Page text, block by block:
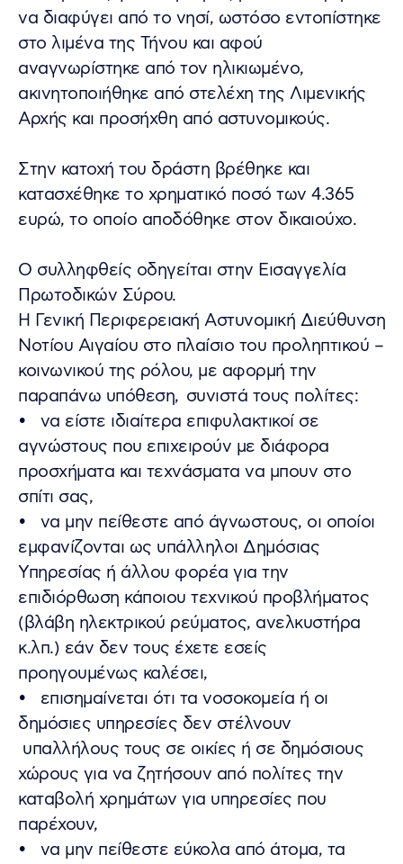
να διαφύγει από το νησί, ωστόσο εντοπίστηκε
στο λιμένα της Τήνου και αφού
αναγνωρίστηκε από τον ηλικιωμένο,
ακινητοποιήθηκε από στελέχη της Λιμενικής
Αρχής και προσήχθη από αστυνομικούς.
Στην κατοχή του δράστη βρέθηκε και
κατασχέθηκε το χρηματικό ποσό των 4.365
ευρώ, το οποίο αποδόθηκε στον δικαιούχο.
Ο συλληφθείς οδηγείται στην Εισαγγελία
Πρωτοδικών Σύρου.
Η Γενική Περιφερειακή Αστυνομική Διεύθυνση
Νοτίου Αιγαίου στο πλαίσιο του προληπτικού –
κοινωνικού της ρόλου, με αφορμή την
παραπάνω υπόθεση, συνιστά τους πολίτες:
• να είστε ιδιαίτερα επιφυλακτικοί σε
αγνώστους που επιχειρούν με διάφορα
προσχήματα και τεχνάσματα να μπουν στο
σπίτι σας,
• να μην πείθεστε από άγνωστους, οι οποίοι
εμφανίζονται ως υπάλληλοι Δημόσιας
Υπηρεσίας ή άλλου φορέα για την
επιδιόρθωση κάποιου τεχνικού προβλήματος
(βλάβη ηλεκτρικού ρεύματος, ανελκυστήρα
κ.λπ.) εάν δεν τους έχετε εσείς
προηγουμένως καλέσει,
• επισημαίνεται ότι τα νοσοκομεία ή οι
δημόσιες υπηρεσίες δεν στέλνουν
υπαλλήλους τους σε οικίες ή σε δημόσιους
χώρους για να ζητήσουν από πολίτες την
καταβολή χρημάτων για υπηρεσίες που
παρέχουν,
• να μην πείθεστε εύκολα από άτομα, τα